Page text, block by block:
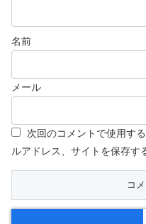
名前
メール
次回のコメントで使用す
ルアドレス、サイトを保存す